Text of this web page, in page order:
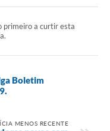
primeiro a curtir esta
Boletim
MENOS RECENTE